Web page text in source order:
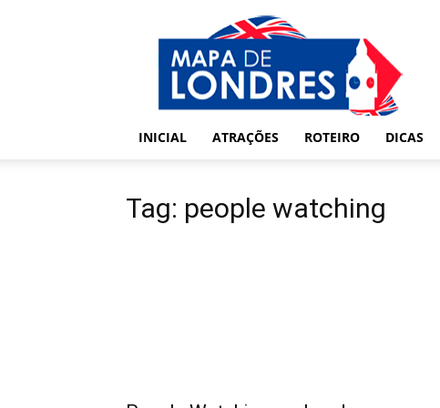
Londres
Mapa
de
Londres
INICIAL
ATRAÇÕES ROTEIRO DICAS
Tag: people watching